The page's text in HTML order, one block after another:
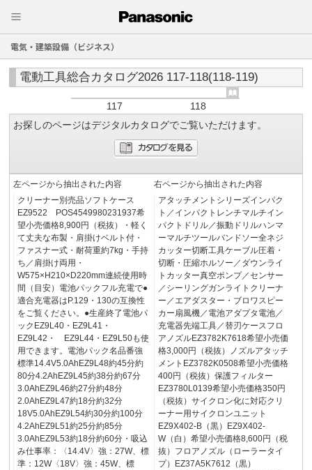
電気・建築設備（ビジネス）
電動工具総合カタログ2026 117-118(118-119)
117
118
お探しのページはデジタルカタログでご覧いただけます。
左ページから抽出された内容
クリーナー別売品ソフトケース
EZ9522 POS4549980231937希
望小売価格8,900円（税抜）・軽く
て丈夫な布製・肩掛けベルト付・
ファスナー式・耐荷重約7kg・手持
ち／肩掛け両用・
W575×H210×D220mm連続使用時
間（目安）電池パックフル充電で●
適合充電器はP.129・130の互換性
をご覧ください。●生産終了電池パ
ックEZ9L40・EZ9L41・
EZ9L42・ EZ9L44・EZ9L50も使
用できます。電池パック名品番強
標準14.4V5.0AhEZ9L48約45分約
80分4.2AhEZ9L45約38分約67分
3.0AhEZ9L46約27分約48分
2.0AhEZ9L47約18分約32分
18V5.0AhEZ9L54約30分約100分
4.2AhEZ9L51約25分約85分
3.0AhEZ9L53約18分約60分・吸込
み仕事率：〈14.4V〉強：27W、標
準：12W〈18V〉強：45W、標
右ページから抽出された内容
アタッチメントシリーズインパク
ト／インパクトレンチマルチイン
パクトドリル／振動ドリルハンマ
ーマルチツールバンドソー全ネジ
カッター切断工具ケーブル圧着・
切断・圧縮ホルソー／ダウンライ
トカッター真空ポンプ／センサー
／シーリングガンライトクリーナ
ー／エアダスター・ブロワスピー
カー扇風機／電池アダプタ電池／
充電器先端工具／替刃ケースフロ
アノズルEZ3782K7618希望小売価
格3,000円（税抜）ノズルアタッチ
メントEZ3782K0508希望小売価格
400円（税抜）保護フィルター
EZ3780L0139希望小売価格350円
（税抜）サイクロン化に対応クリ
ーナー用サイクロンユニット
EZ9X402-B（黒）EZ9X402-
W（白）希望小売価格8,600円（税
抜）フロアノズル（ローラータイ
プ）EZ37A5K7612（黒）